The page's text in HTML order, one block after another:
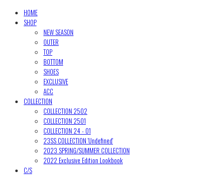
HOME
SHOP
NEW SEASON
OUTER
TOP
BOTTOM
SHOES
EXCLUSIVE
ACC
COLLECTION
COLLECTION 2502
COLLECTION 2501
COLLECTION 24 - 01
23SS COLLECTION 'Undefined'
2023 SPRING/SUMMER COLLECTION
2022 Exclusive Edition Lookbook
C/S